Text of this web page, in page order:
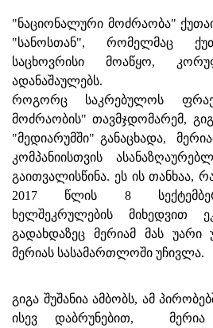
"ნაციონალური მოძრაობა"
"სანოსთან", რომელმაც
საცხოვრისი მოაწყო,
ადანაშაულებს.
როგორც საკრებულოს
მოძრაობის" თავმჯდომარემ,
"მედიარუმში" განაცხადა,
კომპანიისთვის
გაითვალისწინა. ეს ის თანხაა,
2017 წლის 8
ხელშეკრულების მიხედვით
გადახდაზეც მერიამ მას უარი
მერიას სასამართლოში უჩივლა.
გიგა შუშანია ამბობს, ამ
ისევ დაბრუნებით, მერია